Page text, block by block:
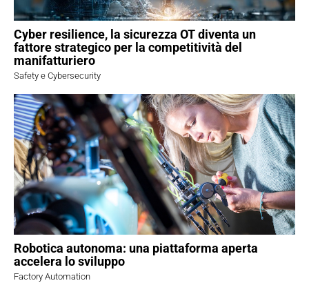
Cyber resilience, la sicurezza OT diventa un
fattore strategico per la competitività del
manifatturiero
Safety e Cybersecurity
Robotica autonoma: una piattaforma aperta
accelera lo sviluppo
Factory Automation